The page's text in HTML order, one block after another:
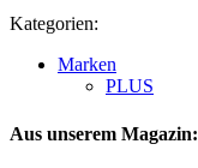
Kategorien:
Marken
PLUS
Aus unserem Magazin: